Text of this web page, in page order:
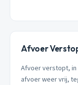
Afvoer
Afvoer verstopt, in
afvoer weer vrij,